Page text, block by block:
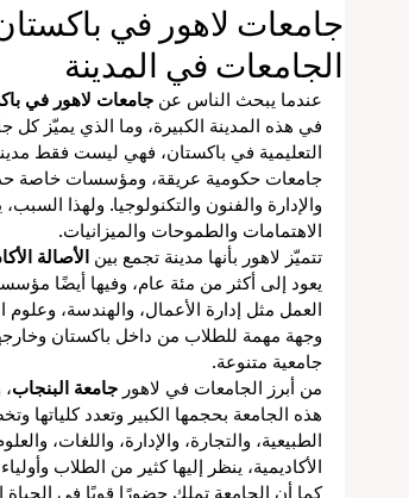
جامعات لاهور في
الجامعات في المدينة
عندما يبحث الناس عن جامعات لاهور في
في هذه المدينة الكبيرة، وما الذي يميّز
التعليمية في باكستان، فهي ليست فقط
جامعات حكومية عريقة، ومؤسسات خاصة
والإدارة والفنون والتكنولوجيا. ولهذا
الاهتمامات والطموحات والميزانيات.
تتميّز لاهور بأنها مدينة تجمع بين الأصالة
يعود إلى أكثر من مئة عام، وفيها أيضًا
العمل مثل إدارة الأعمال، والهندسة،
وجهة مهمة للطلاب من داخل باكستان
جامعية متنوعة.
من أبرز الجامعات في لاهور جامعة البنجاب
هذه الجامعة بحجمها الكبير وتعدد كلياتها
الطبيعية، والتجارة، والإدارة، واللغات،
الأكاديمية، ينظر إليها كثير من الطلاب
كما أن الجامعة تملك حضورًا قويًا في الحياة